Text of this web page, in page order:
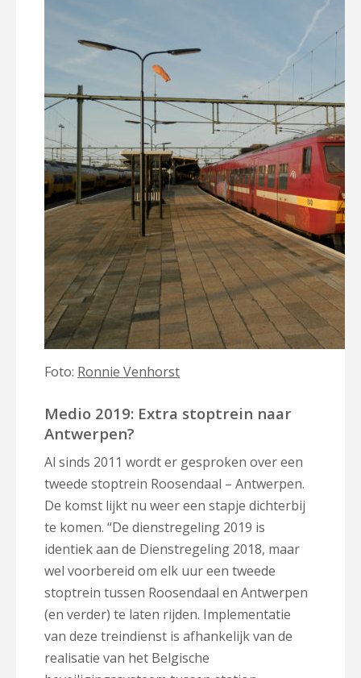
Foto: Ronnie Venhorst
Medio 2019: Extra stoptrein naar
Antwerpen?
Al sinds 2011 wordt er gesproken over een
tweede stoptrein Roosendaal – Antwerpen.
De komst lijkt nu weer een stapje dichterbij
te komen. “De dienstregeling 2019 is
identiek aan de Dienstregeling 2018, maar
wel voorbereid om elk uur een tweede
stoptrein tussen Roosendaal en Antwerpen
(en verder) te laten rijden. Implementatie
van deze treindienst is afhankelijk van de
realisatie van het Belgische